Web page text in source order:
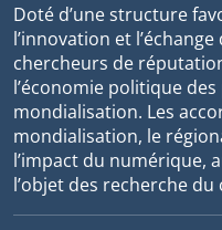
Doté d’une structure
l’innovation et
chercheurs de
l’économie politique
mondialisation. Les
mondialisation, le
l’impact du numérique,
l’objet des recherche du